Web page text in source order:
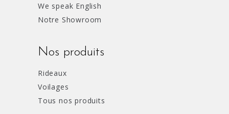
We speak English
Notre Showroom
Nos produits
Rideaux
Voilages
Tous nos produits